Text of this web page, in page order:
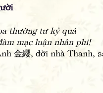
thường tư kỷ quá
mạc luận nhân phi!
金纓, đời nhà Thanh,